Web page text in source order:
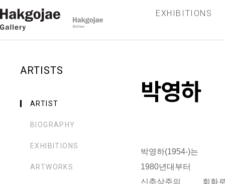
EXHIBITIONS
ARTISTS
ARTIST
BIOGRAPHY
EXHIBITIONS
ARTWORKS
박영하
박영하(1954-)는
1980년대부터
신추상주의
회화